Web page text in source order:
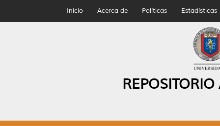
Inicio Acerca de Políticas Estadísticas